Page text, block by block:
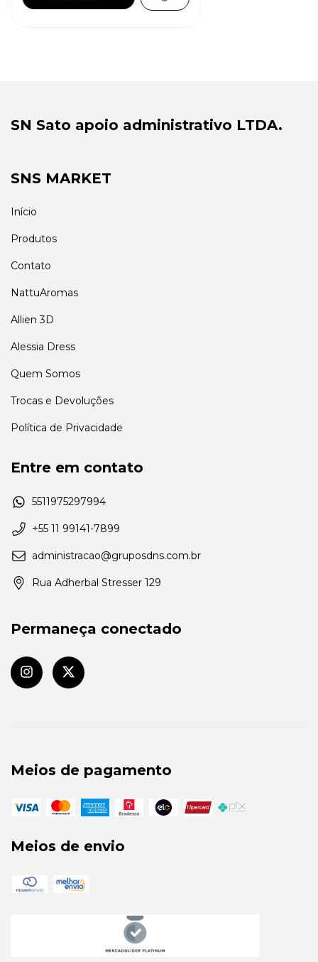
SN Sato apoio administrativo LTDA.
SNS MARKET
Início
Produtos
Contato
NattuAromas
Allien 3D
Alessia Dress
Quem Somos
Trocas e Devoluções
Política de Privacidade
Entre em contato
5511975297994
+55 11 99141-7899
administracao@gruposdns.com.br
Rua Adherbal Stresser 129
Permaneça conectado
Meios de pagamento
Meios de envio